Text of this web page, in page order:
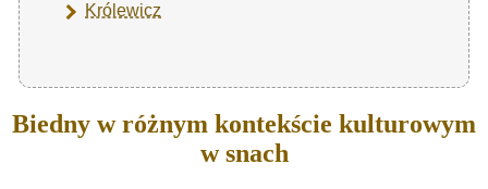
Królewicz
Biedny w różnym kontekście kulturowym
w snach